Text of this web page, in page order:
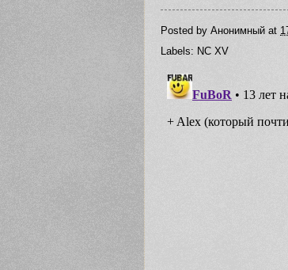
Posted by Анонимный at
Labels: NC XV